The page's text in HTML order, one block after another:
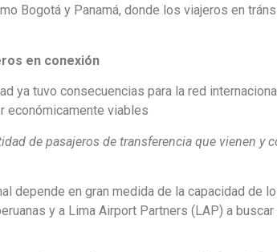
Bogotá y Panamá, donde los viajeros en
en conexión
ya tuvo consecuencias para la red
económicamente viables
de pasajeros de transferencia que vienen y
depende en gran medida de la capacidad de
y a Lima Airport Partners (LAP) a